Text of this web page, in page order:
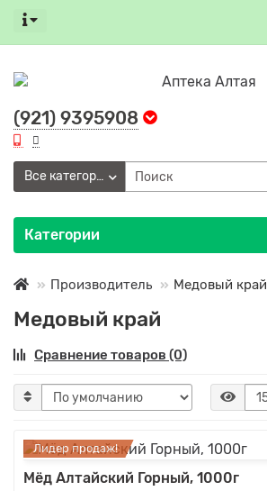
(921) 9395908
Все категории
Категории
Производитель Медовый край
Медовый край
Сравнение товаров (0)
Лидер продаж!
Мёд Алтайский Горный, 1000г